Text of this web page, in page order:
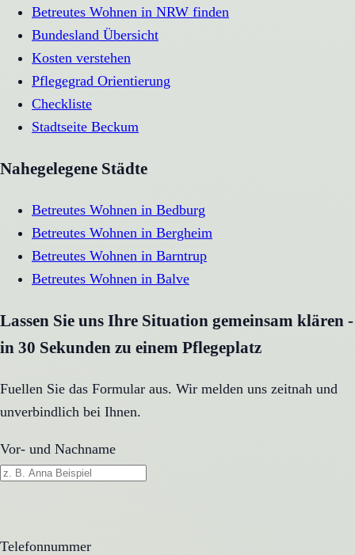
Betreutes Wohnen in NRW finden
Bundesland Übersicht
Kosten verstehen
Pflegegrad Orientierung
Checkliste
Stadtseite Beckum
Nahegelegene Städte
Betreutes Wohnen in Bedburg
Betreutes Wohnen in Bergheim
Betreutes Wohnen in Barntrup
Betreutes Wohnen in Balve
Lassen Sie uns Ihre Situation gemeinsam klären -
in 30 Sekunden zu einem Pflegeplatz
Fuellen Sie das Formular aus. Wir melden uns zeitnah und
unverbindlich bei Ihnen.
Vor- und Nachname
Telefonnummer